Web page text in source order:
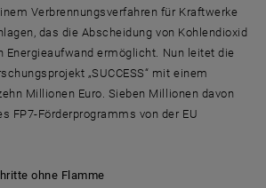
Verbrennungsverfahren für Kraftwerke
das die Abscheidung von Kohlendioxid
Energieaufwand ermöglicht. Nun leitet die
„SUCCESS“ mit einem
Millionen Euro. Sieben Millionen davon
FP7-Förderprogramms von der EU
ohne Flamme